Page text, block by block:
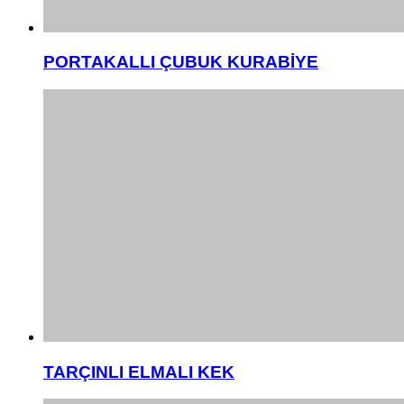
PORTAKALLI ÇUBUK KURABİYE
TARÇINLI ELMALI KEK